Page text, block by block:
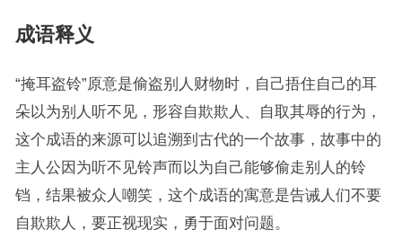
成语释义
“掩耳盗铃”原意是偷盗别人财物时，自己捂住自己的耳
朵以为别人听不见，形容自欺欺人、自取其辱的行为，
这个成语的来源可以追溯到古代的一个故事，故事中的
主人公因为听不见铃声而以为自己能够偷走别人的铃
铛，结果被众人嘲笑，这个成语的寓意是告诫人们不要
自欺欺人，要正视现实，勇于面对问题。